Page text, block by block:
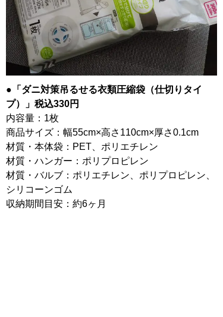
●「ダニ対策吊るせる衣類圧縮袋（仕切りタイ
プ）」税込330円
内容量：1枚
商品サイズ：幅55cm×高さ110cm×厚さ0.1cm
材質・本体袋：PET、ポリエチレン
材質・ハンガー：ポリプロピレン
材質・バルブ：ポリエチレン、ポリプロピレン、
シリコーンゴム
収納期間目安：約6ヶ月